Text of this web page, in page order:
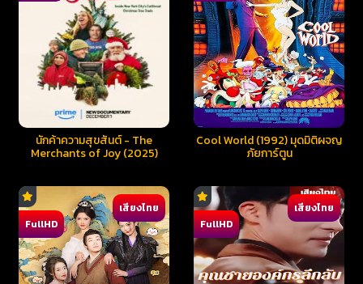
นักค้าความสุขสันต์ - The
Merchants of Joy (2025)
Cool World (1992) มุดมิติผจญ
ภัยการ์ตูน
FullHD
เสียงไทย
FullHD
เสียงไทย